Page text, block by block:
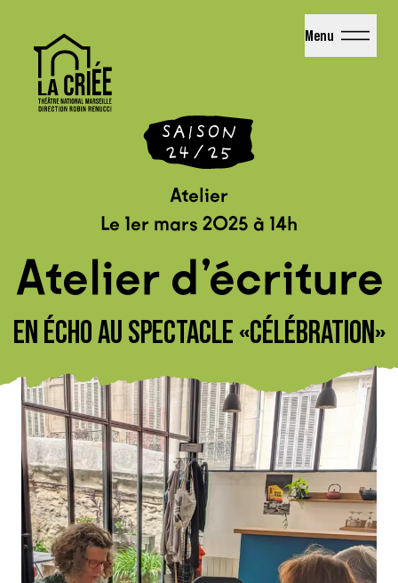
Menu
Atelier
Le 1er mars 2025 à 14h
Atelier d’écriture
EN ÉCHO AU SPECTACLE «CÉLÉBRATION»